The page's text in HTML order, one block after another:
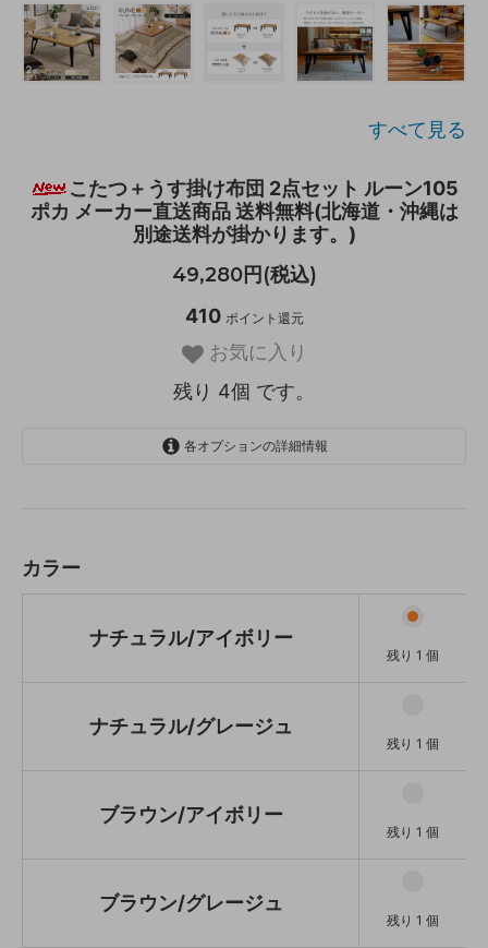
すべて見る
こたつ＋うす掛け布団 2点セット ルーン105
ポカ メーカー直送商品 送料無料(北海道・沖縄は
別途送料が掛かります。)
49,280円(税込)
410 ポイント還元
お気に入り
残り 4個 です。
各オプションの詳細情報
ブラウン/アイボリー
ブラウン/グレージュ
カラー
ナチュラル/アイボリー
残り 1 個
ナチュラル/グレージュ
残り 1 個
ブラウン/アイボリー
残り 1 個
ブラウン/グレージュ
残り 1 個